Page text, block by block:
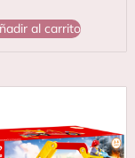
al carrito